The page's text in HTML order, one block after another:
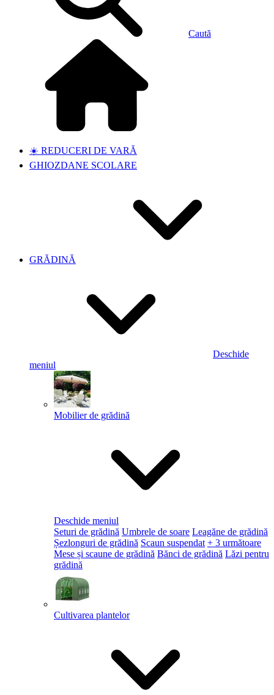
Caută
☀️ REDUCERI DE VARĂ
GHIOZDANE SCOLARE
GRĂDINĂ
Deschide
meniul
Mobilier de grădină
Deschide meniul
Seturi de grădină Umbrele de soare Leagăne de grădină
Șezlonguri de grădină Scaun suspendat + 3 următoare
Mese și scaune de grădină Bănci de grădină Lăzi pentru
grădină
Cultivarea plantelor